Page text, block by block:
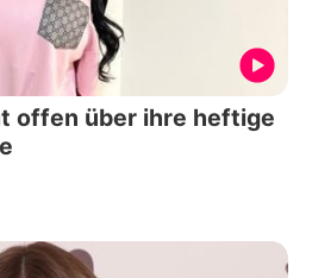
offen über ihre heftige